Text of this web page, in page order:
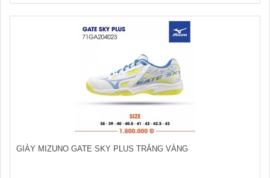
GIÀY MIZUNO GATE SKY PLUS TRẮNG VÀNG